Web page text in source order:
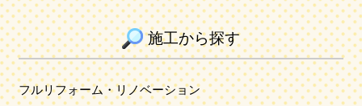
施工から探す
フルリフォーム・リノベーション